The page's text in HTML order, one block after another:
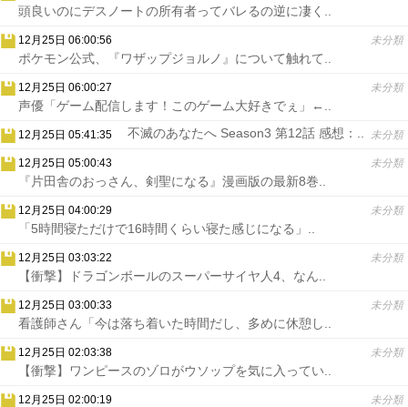
頭良いのにデスノートの所有者ってバレるの逆に凄く..
12月25日 06:00:56 未分類
ポケモン公式、『ワザップジョルノ』について触れて..
12月25日 06:00:27 未分類
声優「ゲーム配信します！このゲーム大好きでぇ」←..
12月25日 05:41:35 未分類
不滅のあなたへ Season3 第12話 感想：..
12月25日 05:00:43 未分類
『片田舎のおっさん、剣聖になる』漫画版の最新8巻..
12月25日 04:00:29 未分類
「5時間寝ただけで16時間くらい寝た感じになる」..
12月25日 03:03:22 未分類
【衝撃】ドラゴンボールのスーパーサイヤ人4、なん..
12月25日 03:00:33 未分類
看護師さん「今は落ち着いた時間だし、多めに休憩し..
12月25日 02:03:38 未分類
【衝撃】ワンピースのゾロがウソップを気に入ってい..
12月25日 02:00:19 未分類